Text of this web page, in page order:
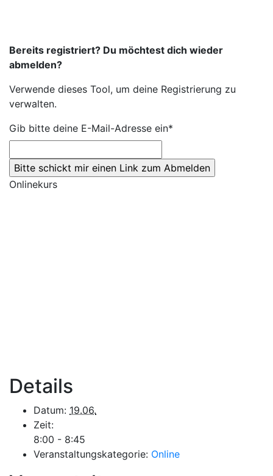
Bereits registriert? Du möchtest dich wieder
abmelden?
Verwende dieses Tool, um deine Registrierung zu
verwalten.
Gib bitte deine E-Mail-Adresse ein*
Onlinekurs
Details
Datum: 19.06.
Zeit:
8:00 - 8:45
Veranstaltungskategorie: Online